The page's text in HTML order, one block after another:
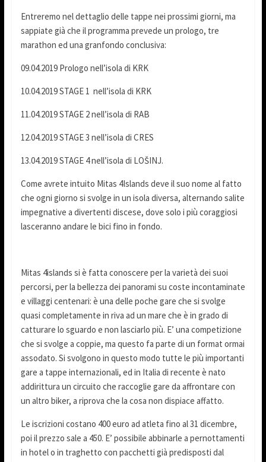
Entreremo nel dettaglio delle tappe nei prossimi giorni, ma
sappiate già che il programma prevede un prologo, tre
marathon ed una granfondo conclusiva:
09.04.2019 Prologo nell’isola di KRK
10.04.2019 STAGE 1 nell’isola di KRK
11.04.2019 STAGE 2 nell’isola di RAB
12.04.2019 STAGE 3 nell’isola di CRES
13.04.2019 STAGE 4 nell’isola di LOŠINJ.
Come avrete intuito Mitas 4Islands deve il suo nome al fatto
che ogni giorno si svolge in un isola diversa, alternando salite
impegnative a divertenti discese, dove solo i più coraggiosi
lasceranno andare le bici fino in fondo.
Mitas 4islands si è fatta conoscere per la varietà dei suoi
percorsi, per la bellezza dei panorami su coste incontaminate
e villaggi centenari: è una delle poche gare che si svolge
quasi completamente in riva ad un mare che è in grado di
catturare lo sguardo e non lasciarlo più. E’ una competizione
che si svolge a coppie, ma questo fa parte di un format ormai
assodato. Si svolgono in questo modo tutte le più importanti
gare a tappe internazionali, ed in Italia di recente è nato
addirittura un circuito che raccoglie gare da affrontare con
un altro biker, a riprova che la cosa non dispiace affatto.
Le iscrizioni costano 400 euro ad atleta fino al 31 dicembre,
poi il prezzo sale a 450. E’ possibile abbinarle a pernottamenti
in hotel o in traghetto con pacchetti già predisposti dal